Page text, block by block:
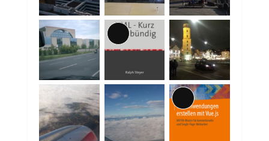
Lange
Beschreibung
Lange
Beschreibung